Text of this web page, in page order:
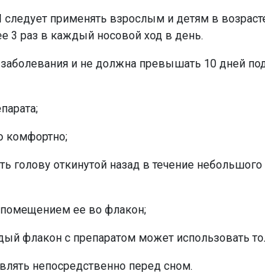
применять взрослым и детям в
3 раз в каждый носовой ход в день.
заболевания и не должна превышать 10 дней
комфортно;
голову откинутой назад в течение
помещением ее во флакон;
флакон с препаратом может использовать
непосредственно перед сном.